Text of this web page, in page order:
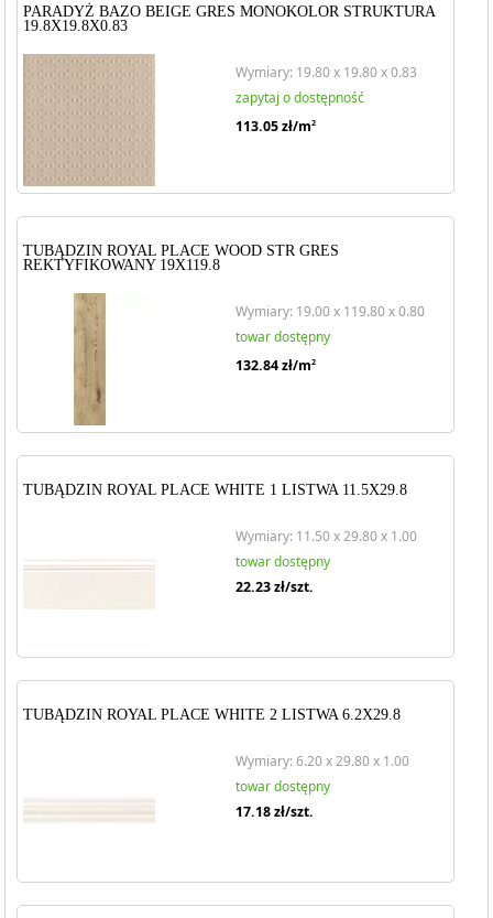
strukturalnych jest stosunkowo prosty i może być przeprowadzony
przez doświadczonego majstra lub samodzielnego wykonawcę.
PARADYŻ BAZO BEIGE GRES MONOKOLOR STRUKTURA
19.8X19.8X0.83
Wymiary: 19.80 x 19.80 x 0.83
zapytaj o dostępność
113.05zł/m2
TUBĄDZIN ROYAL PLACE WOOD STR GRES
REKTYFIKOWANY 19X119.8
Wymiary: 19.00 x 119.80 x 0.80
towar dostępny
132.84zł/m2
TUBĄDZIN ROYAL PLACE WHITE 1 LISTWA 11.5X29.8
Wymiary: 11.50 x 29.80 x 1.00
towar dostępny
22.23zł/szt.
TUBĄDZIN ROYAL PLACE WHITE 2 LISTWA 6.2X29.8
Wymiary: 6.20 x 29.80 x 1.00
towar dostępny
17.18zł/szt.